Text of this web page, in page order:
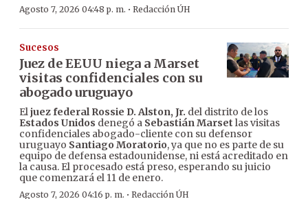
Agosto 7, 2026 04:48 p. m. · Redacción ÚH
Sucesos
Juez de EEUU niega a Marset
visitas confidenciales con su
abogado uruguayo
Eljuez federal Rossie D. Alston, Jr. del distrito de los
Estados Unidos denegó a Sebastián Marset las visitas
confidenciales abogado-cliente con su defensor
uruguayo Santiago Moratorio, ya que no es parte de su
equipo de defensa estadounidense, ni está acreditado en
la causa. El procesado está preso, esperando su juicio
que comenzará el 11 de enero.
Agosto 7, 2026 04:16 p. m. · Redacción ÚH